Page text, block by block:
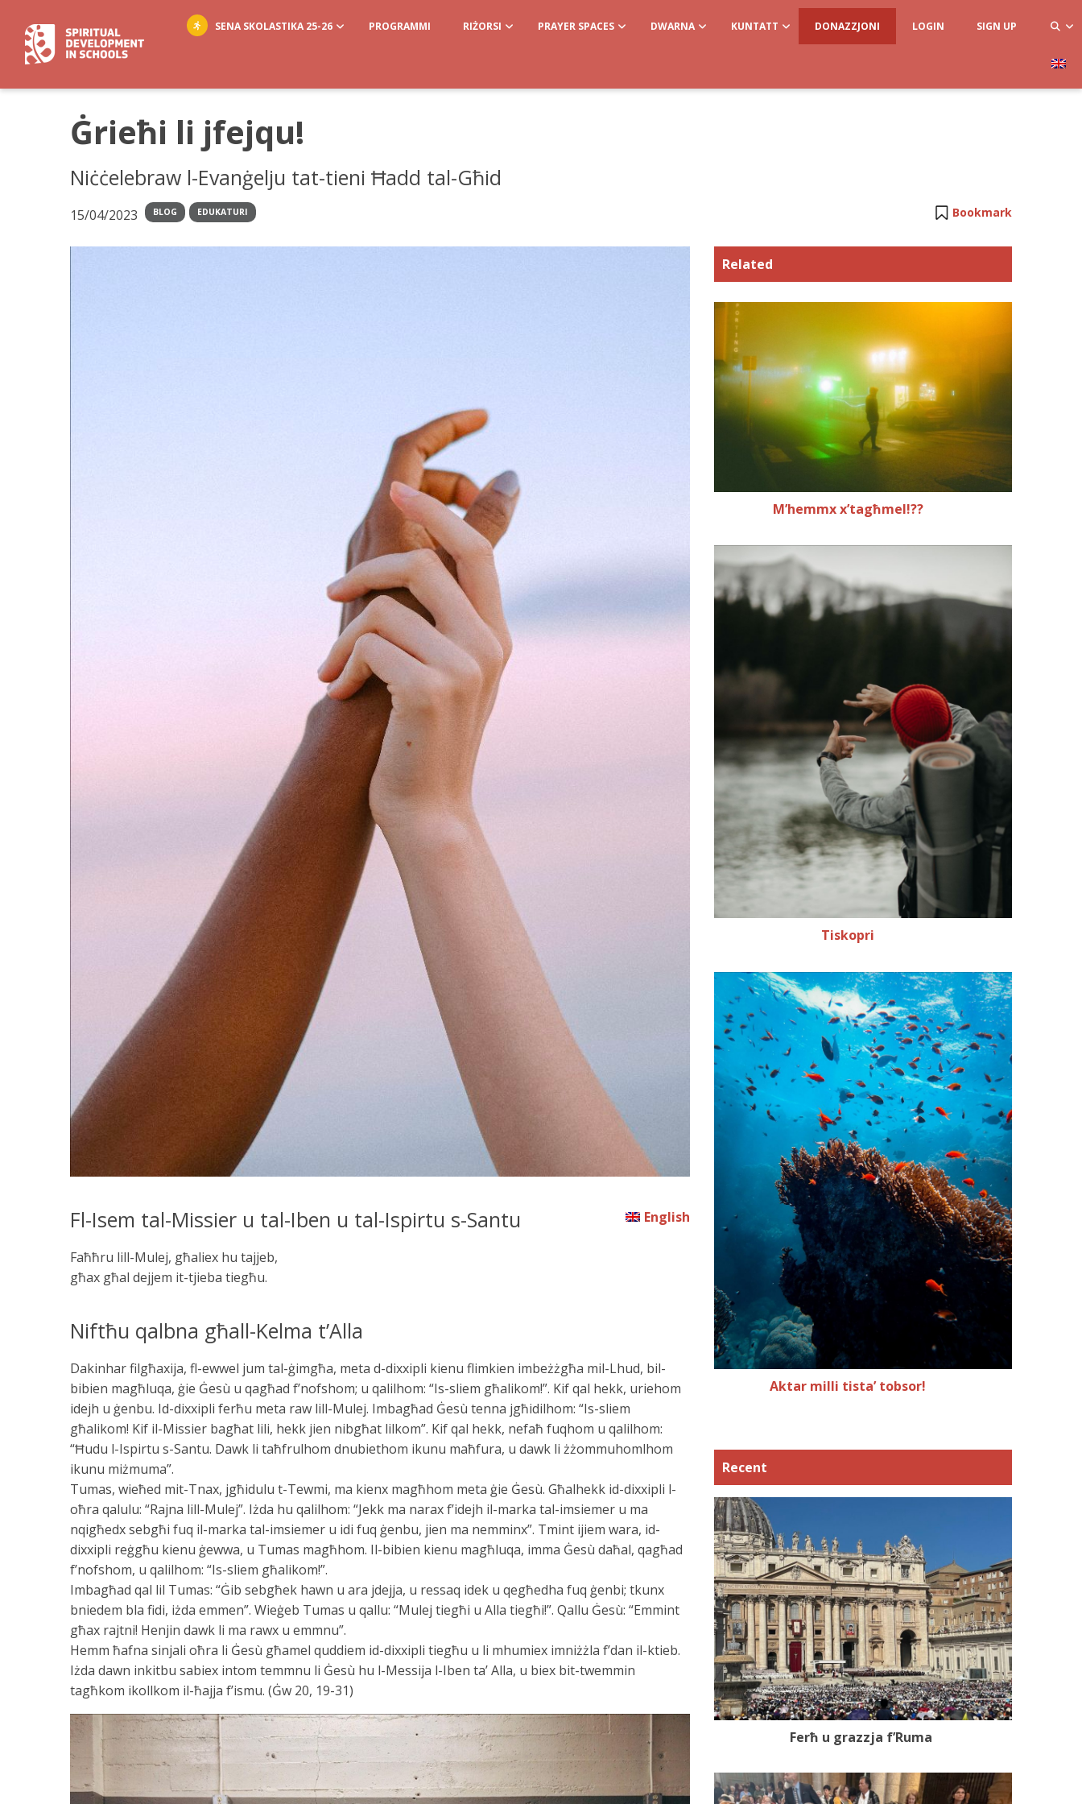
SENA SKOLASTIKA 25-26 PROGRAMMI RIŻORSI PRAYER SPACES DWARNA KUNTATT DONAZZJONI LOGIN SIGN UP
Ġrieħi li jfejqu!
Niċċelebraw l-Evanġelju tat-tieni Ħadd tal-Għid
Bookmark
15/04/2023 BLOG EDUKATURI
English
Fl-Isem tal-Missier u tal-Iben u tal-Ispirtu s-Santu
Faħħru lill-Mulej, għaliex hu tajjeb,
għax għal dejjem it-tjieba tiegħu.
Niftħu qalbna għall-Kelma t’Alla
Dakinhar filgħaxija, fl-ewwel jum tal-ġimgħa, meta d-dixxipli kienu flimkien imbeżżgħa mil-Lhud, bil-
bibien magħluqa, ġie Ġesù u qagħad f’nofshom; u qalilhom: “Is-sliem għalikom!”. Kif qal hekk, uriehom
idejh u ġenbu. Id-dixxipli ferħu meta raw lill-Mulej. Imbagħad Ġesù tenna jgħidilhom: “Is-sliem
għalikom! Kif il-Missier bagħat lili, hekk jien nibgħat lilkom”. Kif qal hekk, nefaħ fuqhom u qalilhom:
“Ħudu l-Ispirtu s-Santu. Dawk li taħfrulhom dnubiethom ikunu maħfura, u dawk li żżommuhomlhom
ikunu miżmuma”.
Tumas, wieħed mit-Tnax, jgħidulu t-Tewmi, ma kienx magħhom meta ġie Ġesù. Għalhekk id-dixxipli l-
oħra qalulu: “Rajna lill-Mulej”. Iżda hu qalilhom: “Jekk ma narax f’idejh il-marka tal-imsiemer u ma
nqigħedx sebgħi fuq il-marka tal-imsiemer u idi fuq ġenbu, jien ma nemminx”. Tmint ijiem wara, id-
dixxipli reġgħu kienu ġewwa, u Tumas magħhom. Il-bibien kienu magħluqa, imma Ġesù daħal, qagħad
f’nofshom, u qalilhom: “Is-sliem għalikom!”.
Imbagħad qal lil Tumas: “Ġib sebgħek hawn u ara jdejja, u ressaq idek u qegħedha fuq ġenbi; tkunx
bniedem bla fidi, iżda emmen”. Wieġeb Tumas u qallu: “Mulej tiegħi u Alla tiegħi!”. Qallu Ġesù: “Emmint
għax rajtni! Henjin dawk li ma rawx u emmnu”.
Hemm ħafna sinjali oħra li Ġesù għamel quddiem id-dixxipli tiegħu u li mhumiex imniżżla f’dan il-ktieb.
Iżda dawn inkitbu sabiex intom temmnu li Ġesù hu l-Messija l-Iben ta’ Alla, u biex bit-twemmin
tagħkom ikollkom il-ħajja f’ismu. (Ġw 20, 19-31)
Related
M’hemmx x’tagħmel!??
Tiskopri
Aktar milli tista’ tobsor!
Recent
Ferħ u grazzja f’Ruma